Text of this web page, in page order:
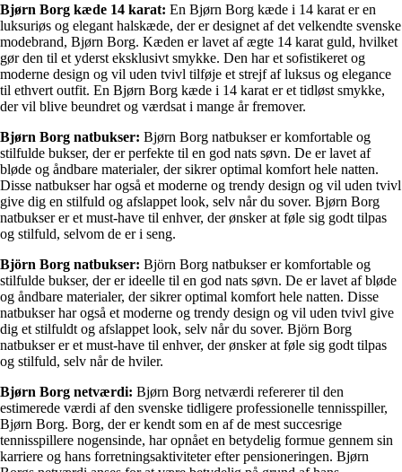
Bjørn Borg kæde 14 karat: En Bjørn Borg kæde i 14 karat er en
luksuriøs og elegant halskæde, der er designet af det velkendte svenske
modebrand, Bjørn Borg. Kæden er lavet af ægte 14 karat guld, hvilket
gør den til et yderst eksklusivt smykke. Den har et sofistikeret og
moderne design og vil uden tvivl tilføje et strejf af luksus og elegance
til ethvert outfit. En Bjørn Borg kæde i 14 karat er et tidløst smykke,
der vil blive beundret og værdsat i mange år fremover.
Bjørn Borg natbukser: Bjørn Borg natbukser er komfortable og
stilfulde bukser, der er perfekte til en god nats søvn. De er lavet af
bløde og åndbare materialer, der sikrer optimal komfort hele natten.
Disse natbukser har også et moderne og trendy design og vil uden tvivl
give dig en stilfuld og afslappet look, selv når du sover. Bjørn Borg
natbukser er et must-have til enhver, der ønsker at føle sig godt tilpas
og stilfuld, selvom de er i seng.
Björn Borg natbukser: Björn Borg natbukser er komfortable og
stilfulde bukser, der er ideelle til en god nats søvn. De er lavet af bløde
og åndbare materialer, der sikrer optimal komfort hele natten. Disse
natbukser har også et moderne og trendy design og vil uden tvivl give
dig et stilfuldt og afslappet look, selv når du sover. Björn Borg
natbukser er et must-have til enhver, der ønsker at føle sig godt tilpas
og stilfuld, selv når de hviler.
Bjørn Borg netværdi: Bjørn Borg netværdi refererer til den
estimerede værdi af den svenske tidligere professionelle tennisspiller,
Bjørn Borg. Borg, der er kendt som en af de mest succesrige
tennisspillere nogensinde, har opnået en betydelig formue gennem sin
karriere og hans forretningsaktiviteter efter pensioneringen. Bjørn